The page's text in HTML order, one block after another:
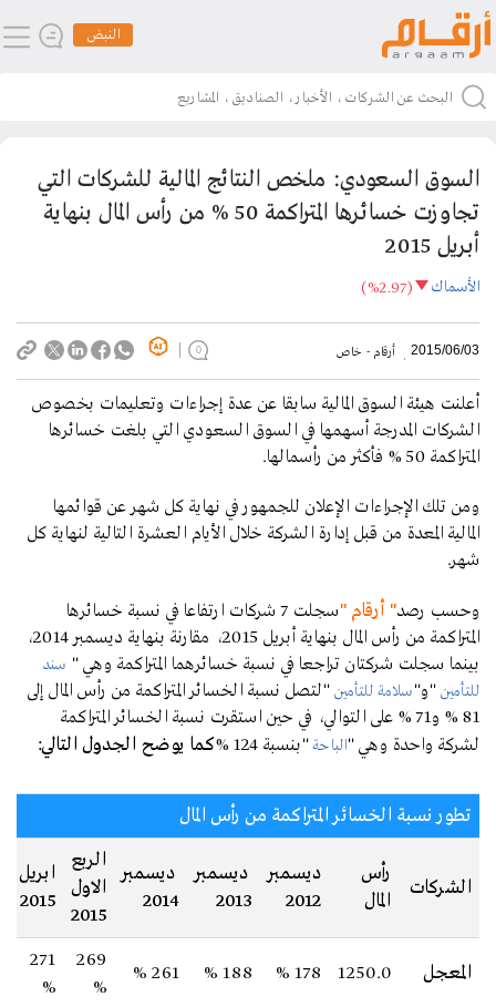
النبض
السوق السعودي: ملخص النتائج المالية للشركات التي
تجاوزت خسائرها المتراكمة 50 % من رأس المال بنهاية
أبريل 2015
الأسماك (%2.97)
2015/06/03 أرقام - خاص 0
أعلنت هيئة السوق المالية سابقا عن عدة إجراءات وتعليمات بخصوص
الشركات المدرجة أسهمها في السوق السعودي التي بلغت خسائرها
المتراكمة 50 % فأكثر من رأسمالها.
ومن تلك الإجراءات الإعلان للجمهور في نهاية كل شهر عن قوائمها
المالية المعدة من قبل إدارة الشركة خلال الأيام العشرة التالية لنهاية كل
شهر.
وحسب رصد" أرقام "
سجلت 7 شركات ارتفاعا في نسبة خسائرها
المتراكمة من رأس المال بنهاية أبريل 2015، مقارنة بنهاية ديسمبر 2014،
بينما سجلت شركتان تراجعا في نسبة خسائرهما المتراكمة وهي " سند
للتأمين "و"سلامة للتأمين "لتصل نسبة الخسائر المتراكمة من رأس المال إلى
81 % و71 % على التوالي، في حين استقرت نسبة الخسائر المتراكمة
لشركة واحدة وهي "الباحة"بنسبة 124 % كما يوضح الجدول التالي:
تطور نسبة الخسائر المتراكمة من رأس المال
الشركات
رأس
المال
ديسمبر
2012
ديسمبر
2013
ديسمبر
2014
الربع
الاول
2015
ابريل
2015
المعجل 1250.0
178 %
188 %
261 %
269
%
271
%